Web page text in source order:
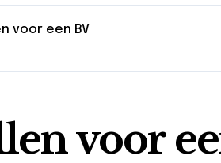
voor een BV
voor